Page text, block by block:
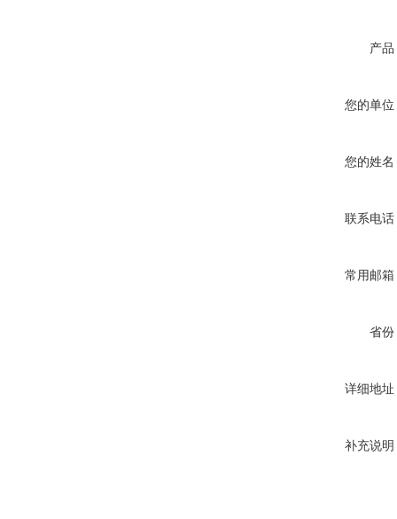
产品
您的单位
您的姓名
联系电话
常用邮箱
省份
详细地址
补充说明